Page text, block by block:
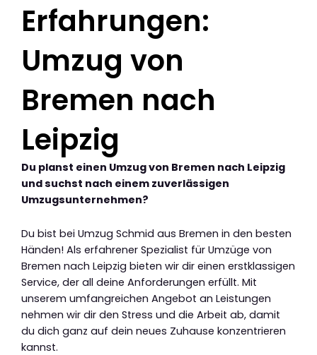
Erfahrungen:
Umzug von
Bremen nach
Leipzig
Du planst einen Umzug von Bremen nach Leipzig
und suchst nach einem zuverlässigen
Umzugsunternehmen?
Du bist bei Umzug Schmid aus Bremen in den besten
Händen! Als erfahrener Spezialist für Umzüge von
Bremen nach Leipzig bieten wir dir einen erstklassigen
Service, der all deine Anforderungen erfüllt. Mit
unserem umfangreichen Angebot an Leistungen
nehmen wir dir den Stress und die Arbeit ab, damit
du dich ganz auf dein neues Zuhause konzentrieren
kannst.